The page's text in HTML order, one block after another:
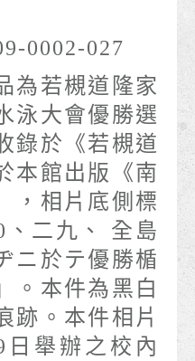
0002-027
為若槻道隆家
泳大會優勝選
錄於《若槻道
本館出版《南
，相片底側標
二九、 全島
ニ於テ優勝楯
。本件為黑白
跡。本件相片
日舉辦之校內